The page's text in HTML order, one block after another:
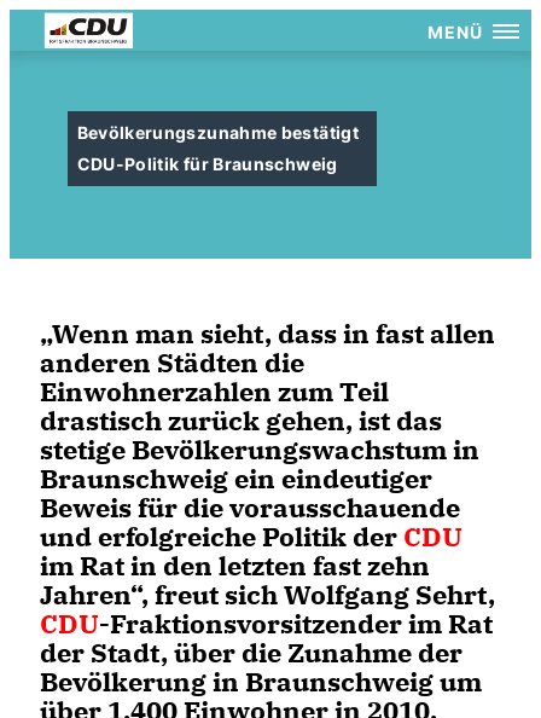
MENÜ
Bevölkerungszunahme bestätigt
CDU-Politik für Braunschweig
Wenn man sieht, dass in fast allen
anderen Städten die
Einwohnerzahlen zum Teil
drastisch zurück gehen, ist das
stetige Bevölkerungswachstum in
Braunschweig ein eindeutiger
Beweis für die vorausschauende
und erfolgreiche Politik der CDU
im Rat in den letzten fast zehn
Jahren“, freut sich Wolfgang Sehrt,
CDU-Fraktionsvorsitzender im Rat
der Stadt, über die Zunahme der
Bevölkerung in Braunschweig um
über 1.400 Einwohner in 2010.